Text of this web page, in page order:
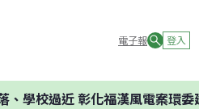
電子報 登入
過近 彰化福漢風電案環委建議不